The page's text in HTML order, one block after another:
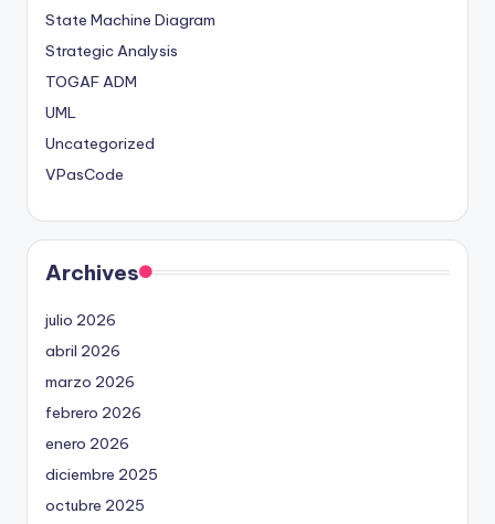
State Machine Diagram
Strategic Analysis
TOGAF ADM
UML
Uncategorized
VPasCode
Archives
julio 2026
abril 2026
marzo 2026
febrero 2026
enero 2026
diciembre 2025
octubre 2025